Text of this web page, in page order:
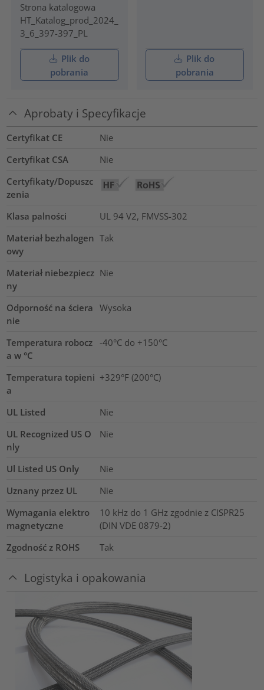
Strona katalogowa
HT_Katalog_prod_2024_
3_6_397-397_PL
Plik do
pobrania
Plik do
pobrania
Aprobaty i Specyfikacje
Certyfikat CE
Nie
Certyfikat CSA
Nie
Certyfikaty/Dopuszc
zenia
Klasa palności
UL 94 V2, FMVSS-302
Materiał bezhalogen
owy
Tak
Materiał niebezpiecz
ny
Nie
Odporność na ściera
nie
Wysoka
Temperatura robocz
a w °C
-40°C do +150°C
Temperatura topieni
a
+329°F (200°C)
UL Listed
Nie
UL Recognized US O
nly
Nie
Ul Listed US Only
Nie
Uznany przez UL
Nie
Wymagania elektro
magnetyczne
10 kHz do 1 GHz zgodnie z CISPR25
(DIN VDE 0879-2)
Zgodność z ROHS
Tak
Logistyka i opakowania